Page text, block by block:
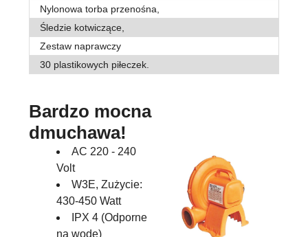
Nylonowa torba przenośna,
Śledzie kotwiczące,
Zestaw naprawczy
30 plastikowych piłeczek.
Bardzo mocna
dmuchawa!
AC 220 - 240
Volt
W3E, Zużycie:
430-450 Watt
IPX 4 (Odporne
na wodę)